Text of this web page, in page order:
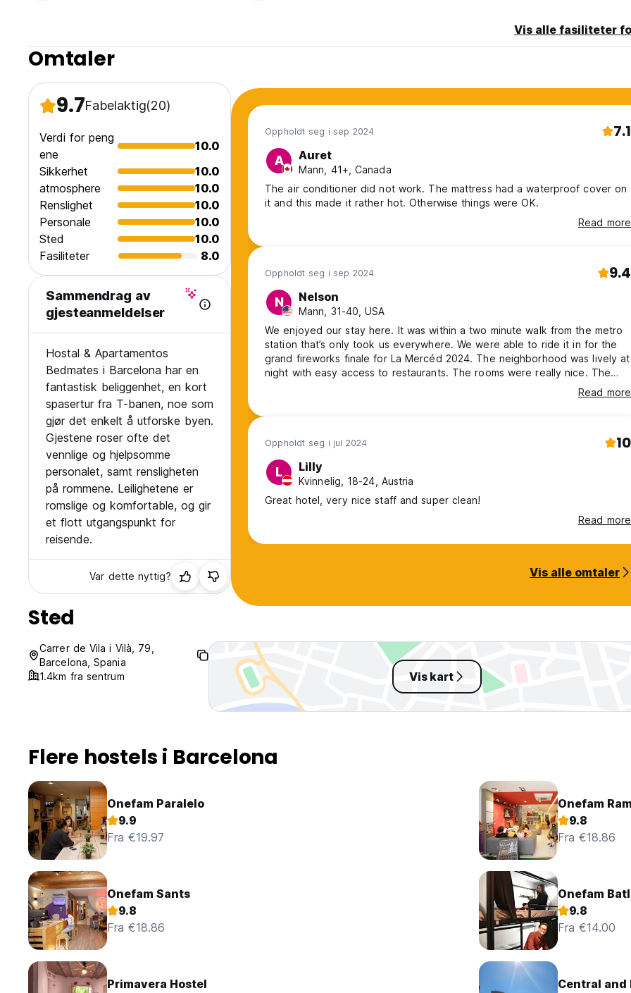
Vis alle fasiliteter
Omtaler
9.7Fabelaktig(20)
Verdi for peng
ene
10.0
Sikkerhet
10.0
atmosphere
10.0
Renslighet
10.0
Personale
10.0
Sted
10.0
Fasiliteter
8.0
Sammendrag av
gjesteanmeldelser
Hostal & Apartamentos
Bedmates i Barcelona har en
fantastisk beliggenhet, en kort
spasertur fra T-banen, noe som
gjør det enkelt å utforske byen.
Gjestene roser ofte det
vennlige og hjelpsomme
personalet, samt rensligheten
på rommene. Leilighetene er
romslige og komfortable, og gir
et flott utgangspunkt for
reisende.
Var dette nyttig?
Oppholdt seg i sep 2024 7.1
A Auret
Mann, 41+, Canada
The air conditioner did not work. The mattress had a waterproof cover on
it and this made it rather hot. Otherwise things were OK.
Read more
Oppholdt seg i sep 2024 9.4
N Nelson
Mann, 31-40, USA
We enjoyed our stay here. It was within a two minute walk from the metro
station that’s only took us everywhere. We were able to ride it in for the
grand fireworks finale for La Mercéd 2024. The neighborhood was lively at
night with easy access to restaurants. The rooms were really nice. The
breakfast wasn’t that great but it was to be expected for the cheap price.
Read more
Oppholdt seg i jul 2024 10
L Lilly
Kvinnelig, 18-24, Austria
Great hotel, very nice staff and super clean!
Read more
Vis alle omtaler
Sted
Carrer de Vila i Vilà, 79,
Barcelona, Spania
1.4km fra sentrum
Vis kart
Flere hostels i Barcelona
Onefam Paralelo
9.9
Fra €19.97
Onefam
9.8
Fra €18.86
Onefam Sants
9.8
Fra €18.86
Onefam
9.8
Fra €14.00
Primavera Hostel
Central and